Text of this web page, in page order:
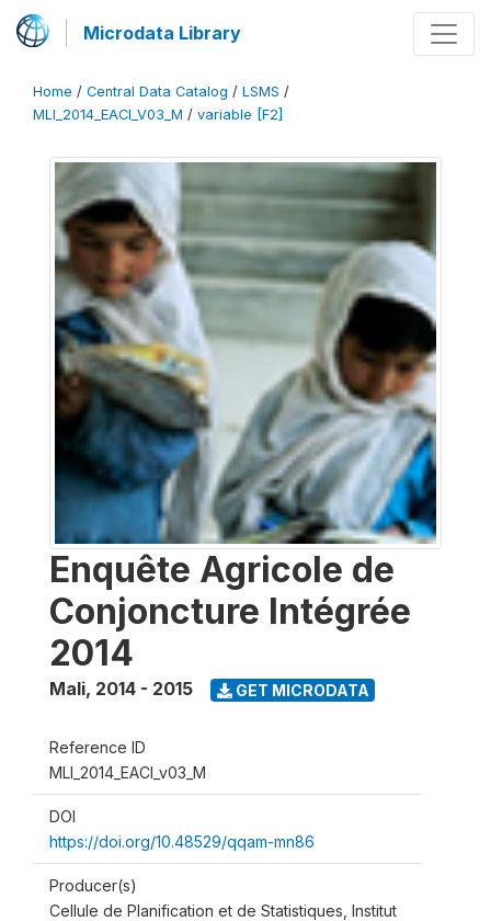
Microdata Library
Home / Central Data Catalog / LSMS /
MLI_2014_EACI_V03_M / variable [F2]
Enquête Agricole de
Conjoncture Intégrée
2014
Mali, 2014 - 2015 GET MICRODATA
Reference ID
MLI_2014_EACI_v03_M
DOI
https://doi.org/10.48529/qqam-mn86
Producer(s)
Cellule de Planification et de Statistiques, Institut